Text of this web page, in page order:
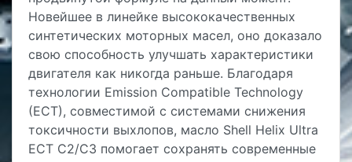
Новейшее в линейке высококачественных
синтетических моторных масел, оно доказало
свою способность улучшать характеристики
двигателя как никогда раньше. Благодаря
технологии Emission Compatible Technology
(ECT), совместимой с системами снижения
токсичности выхлопов, масло Shell Helix Ultra
ECT C2/C3 помогает сохранять современные